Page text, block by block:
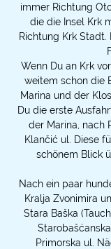
immer Richtung
die die Insel Krk
Richtung Krk
Wenn Du an Krk
weitem schon die
Marina und der
Du die erste
der Marina, nach
Klančić ul. Diese
schönem Blick
Nach ein paar
Kralja Zvonimira
Stara Baška
Primorska ul.